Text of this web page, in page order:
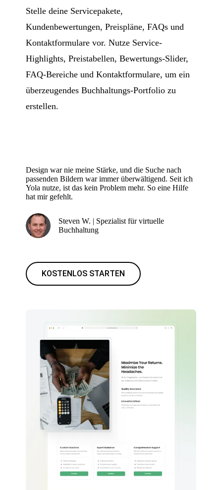
Stelle deine Servicepakete,
Kundenbewertungen, Preispläne, FAQs und
Kontaktformulare vor. Nutze Service-
Highlights, Preistabellen, Bewertungs-Slider,
FAQ-Bereiche und Kontaktformulare, um ein
überzeugendes Buchhaltungs-Portfolio zu
erstellen.
Design war nie meine Stärke, und die Suche nach
passenden Bildern war immer überwältigend. Seit ich
Yola nutze, ist das kein Problem mehr. So eine Hilfe
hat mir gefehlt.
Steven W. | Spezialist für virtuelle
Buchhaltung
KOSTENLOS STARTEN